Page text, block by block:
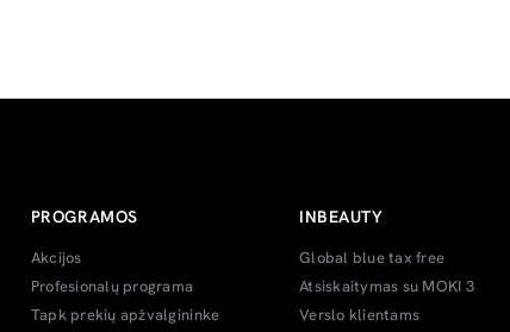
PROGRAMOS
Akcijos
Profesionalų programa
Tapk prekių apžvalgininke
INBEAUTY
Global blue tax free
Atsiskaitymas su MOKI 3
Verslo klientams